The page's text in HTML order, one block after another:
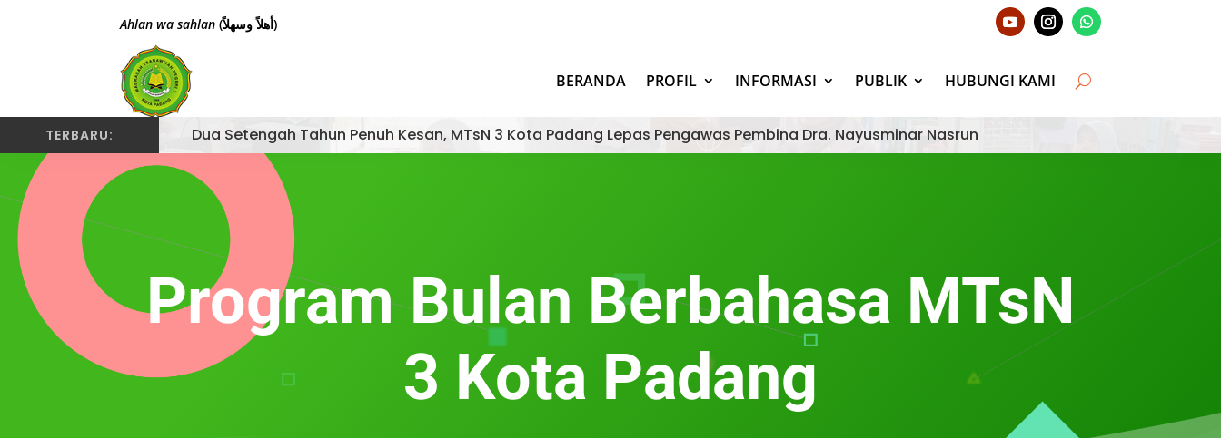
Ahlan wa sahlan (أهلاً وسهلاً)
BERANDA PROFIL INFORMASI PUBLIK HUBUNGI KAMI
TERBARU: Dua Setengah Tahun Penuh Kesan, MTsN 3 Kota Padang Lepas Pengawas Pembina Dra. Nayusminar Nasrun
Program Bulan Berbahasa MTsN
3 Kota Padang